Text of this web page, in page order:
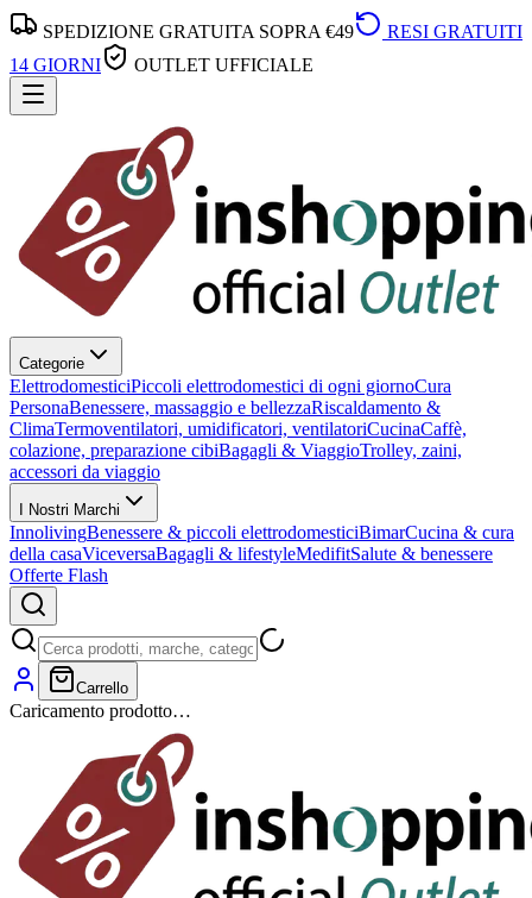
SPEDIZIONE GRATUITA SOPRA €49
RESI GRATUITI
14 GIORNI
OUTLET UFFICIALE
Categorie
ElettrodomesticiPiccoli elettrodomestici di ogni giornoCura
PersonaBenessere, massaggio e bellezzaRiscaldamento &
ClimaTermoventilatori, umidificatori, ventilatoriCucinaCaffè,
colazione, preparazione cibiBagagli & ViaggioTrolley, zaini,
accessori da viaggio
I Nostri Marchi
InnolivingBenessere & piccoli elettrodomesticiBimarCucina & cura
della casaViceversaBagagli & lifestyleMedifitSalute & benessere
Offerte Flash
Carrello
Caricamento prodotto…